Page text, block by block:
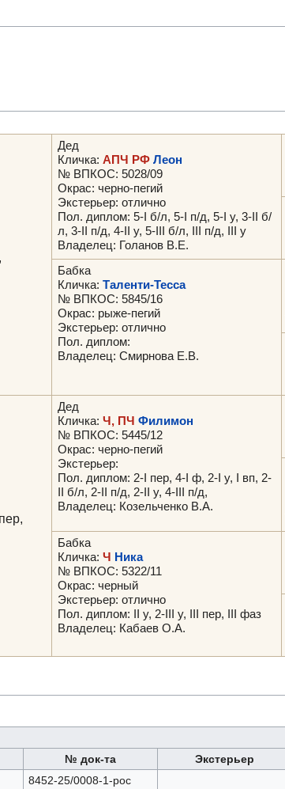
Дед
Кличка: АПЧ РФ Леон
№ ВПКОС: 5028/09
Окрас: черно-пегий
Экстерьер: отлично
Пол. диплом: 5-I б/л, 5-I п/д, 5-I у, 3-II б/
л, 3-II п/д, 4-II у, 5-III б/л, III п/д, III у
Владелец: Голанов В.Е.
Бабка
Кличка: Таленти-Тесса
№ ВПКОС: 5845/16
Окрас: рыже-пегий
Экстерьер: отлично
Пол. диплом:
Владелец: Смирнова Е.В.
Дед
Кличка: Ч, ПЧ Филимон
№ ВПКОС: 5445/12
Окрас: черно-пегий
Экстерьер:
Пол. диплом: 2-I пер, 4-I ф, 2-I у, I вп, 2-
II б/л, 2-II п/д, 2-II у, 4-III п/д,
Владелец: Козельченко В.А.
Бабка
Кличка: Ч
Ника
№ ВПКОС: 5322/11
Окрас: черный
Экстерьер: отлично
Пол. диплом: II у, 2-III у, III пер, III фаз
Владелец: Кабаев О.А.
№ док-та Экстерьер
8452-25/0008-1-рос